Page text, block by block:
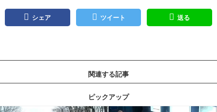
シェア ツイート 送る
関連する記事
ピックアップ